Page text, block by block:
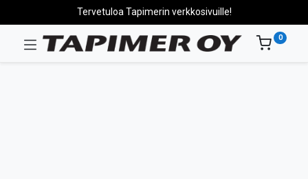
Tervetuloa Tapimerin verkkosivuille!
0